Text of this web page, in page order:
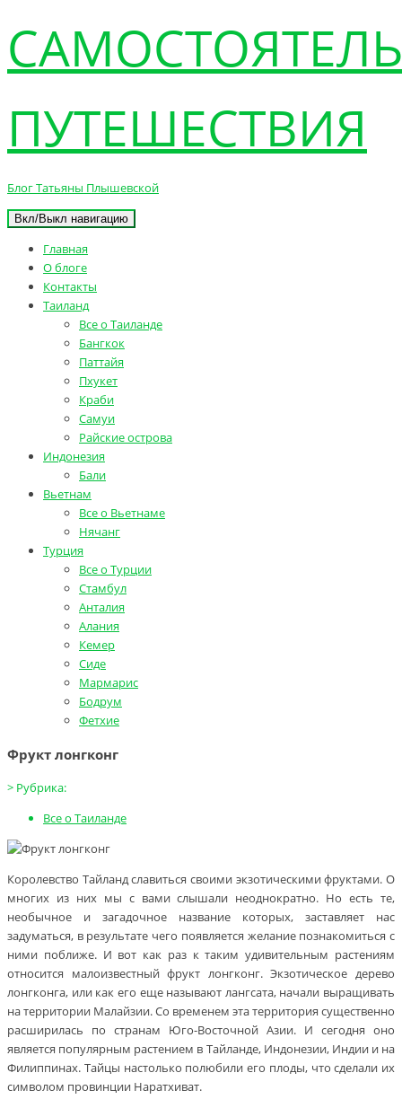
ПУТЕШЕСТВИЯ
Блог Татьяны Плышевской
Вкл/Выкл навигацию
Главная
О блоге
Контакты
Таиланд
Все о Таиланде
Бангкок
Паттайя
Пхукет
Краби
Самуи
Райские острова
Индонезия
Бали
Вьетнам
Все о Вьетнаме
Нячанг
Турция
Все о Турции
Стамбул
Анталия
Алания
Кемер
Сиде
Мармарис
Бодрум
Фетхие
Фрукт лонгконг
> Рубрика:
Все о Таиланде
Королевство Тайланд славиться своими экзотическими фруктами. О
многих из них мы с вами слышали неоднократно. Но есть те,
необычное и загадочное название которых, заставляет нас
задуматься, в результате чего появляется желание познакомиться с
ними поближе. И вот как раз к таким удивительным растениям
относится малоизвестный фрукт лонгконг. Экзотическое дерево
лонгконга, или как его еще называют лангсата, начали выращивать
на территории Малайзии. Со временем эта территория существенно
расширилась по странам Юго-Восточной Азии. И сегодня оно
является популярным растением в Тайланде, Индонезии, Индии и на
Филиппинах. Тайцы настолько полюбили его плоды, что сделали их
символом провинции Наратхиват.